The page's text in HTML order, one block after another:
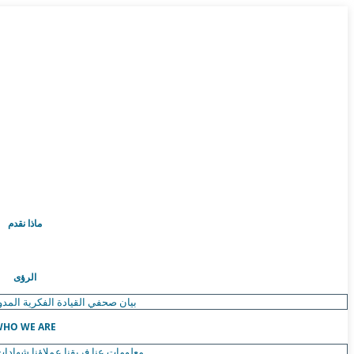
ماذا نقدم
الرؤى
بيان صحفي القيادة الفكرية
WE ARE